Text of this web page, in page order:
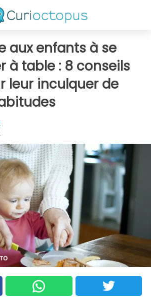
aux enfants à se
à table : 8 conseils
leur inculquer de